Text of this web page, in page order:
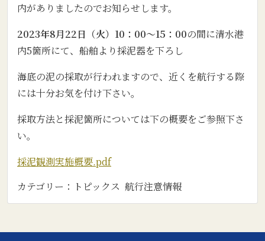
内がありましたのでお知らせします。
2023年8月22日（火）10：00～15：00の間に清水港
内5箇所にて、船舶より採泥器を下ろし
海底の泥の採取が行われますので、近くを航行する際
には十分お気を付け下さい。
採取方法と採泥箇所については下の概要をご参照下さ
い。
採泥観測実施概要.pdf
カテゴリー： トピックス 航行注意情報